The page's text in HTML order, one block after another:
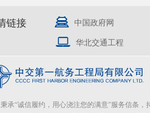
链接 中国政府网
华北交通工程
秉承“诚信履约，用心浇注您的满意”服务信条，